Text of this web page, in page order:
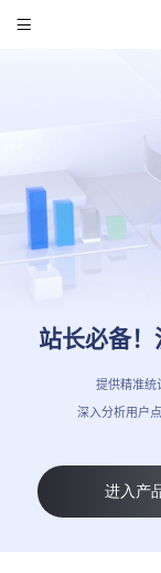

站长必备
提供精准统
深入分析用户
进入产